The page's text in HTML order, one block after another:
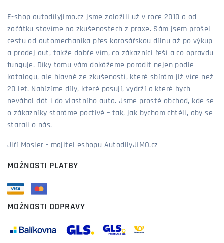
E-shop autodílyjimo.cz jsme založili už v roce 2010 a od
začátku stavíme na zkušenostech z praxe. Sám jsem prošel
cestu od automechanika přes karosářskou dílnu až po výkup
a prodej aut, takže dobře vím, co zákazníci řeší a co opravdu
funguje. Díky tomu vám dokážeme poradit nejen podle
katalogu, ale hlavně ze zkušeností, které sbírám již více než
20 let. Nabízíme díly, které pasují, vydrží a které bych
neváhal dát i do vlastního auta. Jsme prostě obchod, kde se
o zákazníky staráme poctivě – tak, jak bychom chtěli, aby se
starali o nás.
Jiří Mosler - majitel eshopu AutodilyJIMO.cz
MOŽNOSTI PLATBY
MOŽNOSTI DOPRAVY